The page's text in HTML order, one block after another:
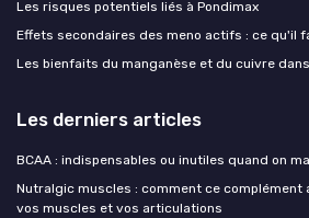
Les risques potentiels liés à Pondimax
Effets secondaires des meno actifs : ce qu'il
Les bienfaits du manganèse et du cuivre
Les derniers articles
BCAA : indispensables ou inutiles quand on
Nutralgic muscles : comment ce complément
vos muscles et vos articulations